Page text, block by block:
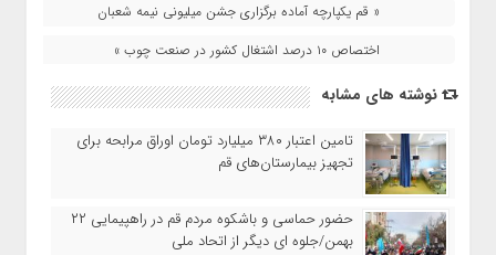
« قم یکپارچه آماده برگزاری جشن میلیونی نیمه شعبان
اختصاص ۱۰ درصد اشتغال کشور در صنعت چوب »
نوشته های مشابه
تامین اعتبار ۳۸۰ میلیارد تومان اوراق مرابحه برای
تجهیز بیمارستان‌های قم
حضور حماسی و باشکوه مردم قم در راهپیمایی ۲۲
بهمن/جلوه ای دیگر از اتحاد ملی